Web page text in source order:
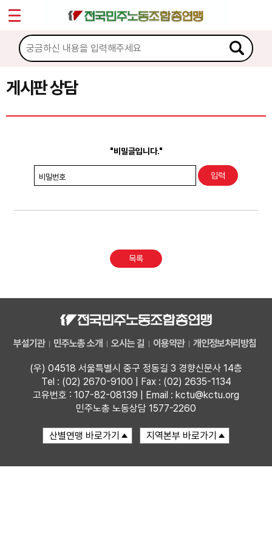
게시판 상담
"비밀글입니다."
비밀번호
목록
부설기관 민주노총 소개 오시는 길 이용약관 개인정보처리방침
(우) 04518 서울특별시 중구 정동길 3 경향신문사 14층
Tel : (02) 2670-9100 | Fax : (02) 2635-1134
고유번호 : 107-82-08139 | Email : kctu@kctu.org
민주노총 노동상담 1577-2260
마이페이지
소개
소식
노동상담
권리찾기수첩 검색
찾아보기
Sketchbook5, 스케치북5
Sketchbook5, 스케치북5